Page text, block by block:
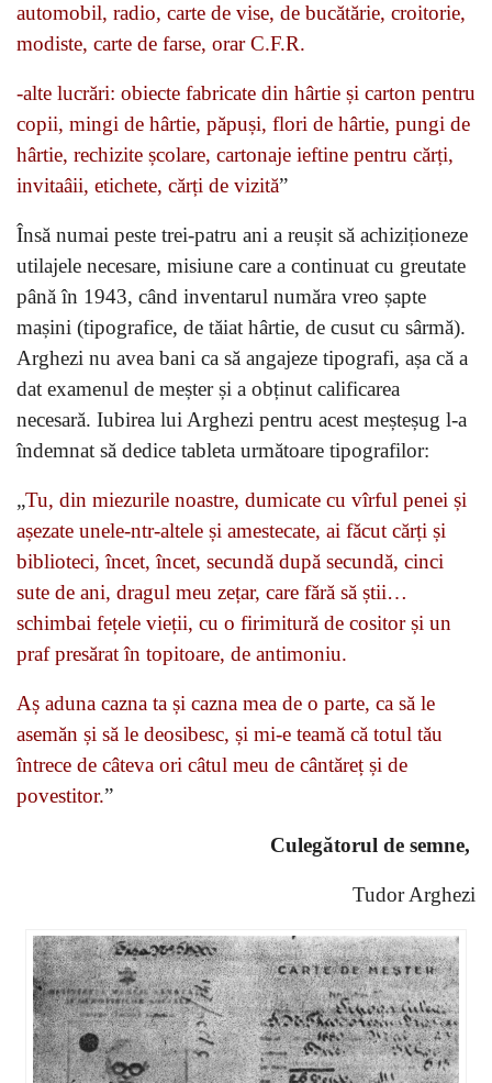
automobil, radio, carte de vise, de bucătărie, croitorie,
modiste, carte de farse, orar C.F.R.
-alte lucrări: obiecte fabricate din hârtie și carton pentru
copii, mingi de hârtie, păpuși, flori de hârtie, pungi de
hârtie, rechizite școlare, cartonaje ieftine pentru cărți,
invitaâii, etichete, cărți de vizită”
Însă numai peste trei-patru ani a reușit să achiziționeze
utilajele necesare, misiune care a continuat cu greutate
până în 1943, când inventarul număra vreo șapte
mașini (tipografice, de tăiat hârtie, de cusut cu sârmă).
Arghezi nu avea bani ca să angajeze tipografi, așa că a
dat examenul de meșter și a obținut calificarea
necesară. Iubirea lui Arghezi pentru acest meșteșug l-a
îndemnat să dedice tableta următoare tipografilor:
„Tu, din miezurile noastre, dumicate cu vîrful penei și
așezate unele-ntr-altele și amestecate, ai făcut cărți și
biblioteci, încet, încet, secundă după secundă, cinci
sute de ani, dragul meu zețar, care fără să știi…
schimbai fețele vieții, cu o firimitură de cositor și un
praf presărat în topitoare, de antimoniu.
Aș aduna cazna ta și cazna mea de o parte, ca să le
asemăn și să le deosibesc, și mi-e teamă că totul tău
întrece de câteva ori câtul meu de cântăreț și de
povestitor.”
Culegătorul de semne,
Tudor Arghezi